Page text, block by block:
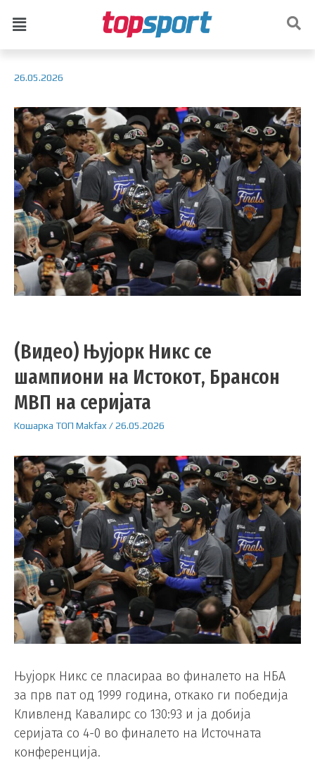
26.05.2026
(Видео) Њујорк Никс се
шампиони на Истокот, Брансон
МВП на серијата
Кошарка ТОП Makfax /26.05.2026
Њујорк Никс се пласираа во финалето на НБА
за прв пат од 1999 година, откако ги победија
Кливленд Кавалирс со 130:93 и ја добија
серијата со 4-0 во финалето на Источната
конференција.